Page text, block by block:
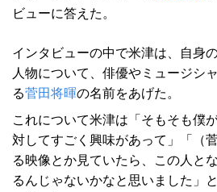
ビューに答えた。
インタビューの中で米津は、自身
人物について、俳優やミュージシ
る菅田将暉の名前をあげた。
これについて米津は「そもそも僕
対してすごく興味があって」「（
る映像とか見ていたら、この人と
るんじゃないかなと思いました」